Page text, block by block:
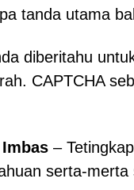
tanda utama
diberitahu
CAPTCHA
–
serta-